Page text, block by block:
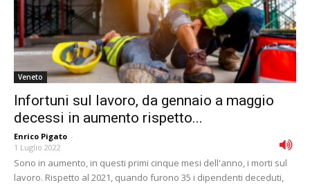
Veneto
Infortuni sul lavoro, da gennaio a maggio
decessi in aumento rispetto...
Enrico Pigato -
1 Luglio 2022
Sono in aumento, in questi primi cinque mesi dell'anno, i morti sul
lavoro. Rispetto al 2021, quando furono 35 i dipendenti deceduti,